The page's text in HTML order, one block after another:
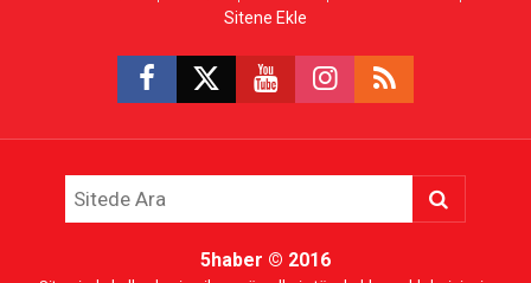
Sitene Ekle
5haber © 2016